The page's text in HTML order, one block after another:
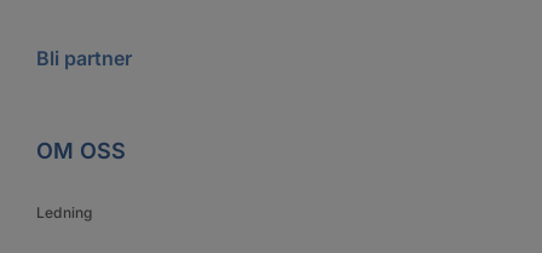
Bli partner
OM OSS
Ledning